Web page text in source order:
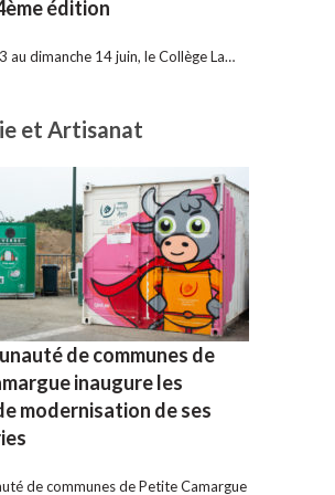
édition
au dimanche 14 juin, le Collège La…
et Artisanat
de communes de
inaugure les
modernisation de ses
de communes de Petite Camargue